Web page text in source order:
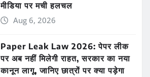
मीडिया पर मची हलचल
Aug 6, 2026
Paper Leak Law 2026: पेपर लीक
पर अब नहीं मिलेगी राहत, सरकार का नया
कानून लागू, जानिए छात्रों पर क्या पड़ेगा